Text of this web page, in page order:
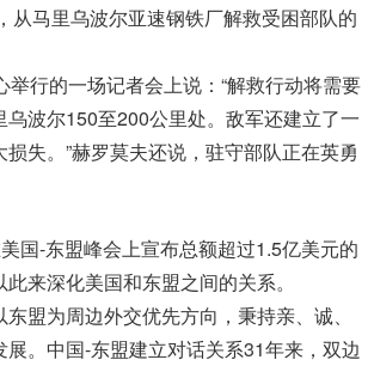
从马里乌波尔亚速钢铁厂解救受困部队的
行的一场记者会上说：“解救行动将需要
波尔150至200公里处。敌军还建立了一
失。”赫罗莫夫还说，驻守部队正在英勇
国-东盟峰会上宣布总额超过1.5亿美元的
来深化美国和东盟之间的关系。
盟为周边外交优先方向，秉持亲、诚、
。中国-东盟建立对话关系31年来，双边